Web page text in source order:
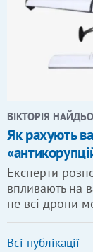
ВІКТОРІЯ
Як рахують
Експерти
впливають на
не всі дрони
Всі публікації